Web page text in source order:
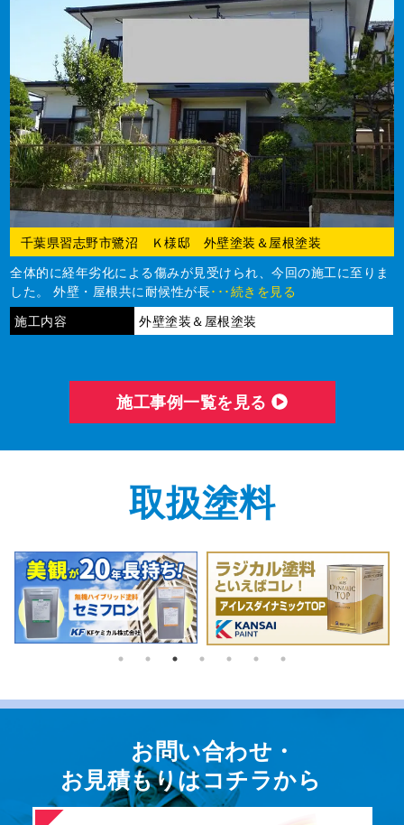
千葉県習志野市鷺沼 Ｋ様邸 外壁塗装＆屋根塗装
全体的に経年劣化による傷みが見受けられ、今回の施工に至りま
した。 外壁・屋根共に耐候性が長･･･続きを見る
施工内容
外壁塗装＆屋根塗装
施⼯事例⼀覧を⾒る
取扱塗料
お問い合わせ・
お⾒積もりはコチラから